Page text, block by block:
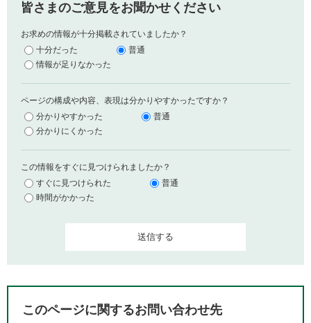
皆さまのご意見をお聞かせください
お求めの情報が十分掲載されていましたか？
十分だった
普通
情報が足りなかった
ページの構成や内容、表現は分かりやすかったですか？
分かりやすかった
普通
分かりにくかった
この情報をすぐに見つけられましたか？
すぐに見つけられた
普通
時間がかかった
このページに関するお問い合わせ先